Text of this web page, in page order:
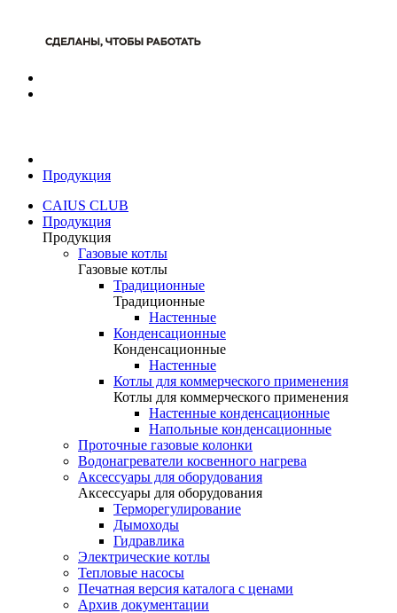
Продукция
CAIUS CLUB
Продукция
Продукция
Газовые котлы
Газовые котлы
Традиционные
Традиционные
Настенные
Конденсационные
Конденсационные
Настенные
Котлы для коммерческого применения
Котлы для коммерческого применения
Настенные конденсационные
Напольные конденсационные
Проточные газовые колонки
Водонагреватели косвенного нагрева
Аксессуары для оборудования
Аксессуары для оборудования
Терморегулирование
Дымоходы
Гидравлика
Электрические котлы
Тепловые насосы
Печатная версия каталога с ценами
Архив документации